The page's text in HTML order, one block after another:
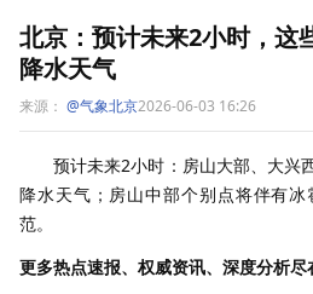
北京：预计未来2小时，这
降水天气
来源： @气象北京2026-06-03 16:26
预计未来2小时：房山大部、大兴
降水天气；房山中部个别点将伴有
范。
更多热点速报、权威资讯、深度分析